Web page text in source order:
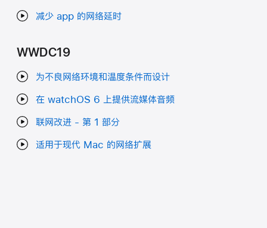
减少 app 的网络延时
WWDC19
为不良网络环境和温度条件而设计
在 watchOS 6 上提供流媒体音频
联网改进 - 第 1 部分
适用于现代 Mac 的网络扩展